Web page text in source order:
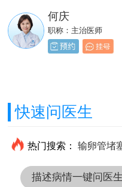
何庆
职称：主治医师
贺必新
职称：主治医师
快速问医生
热门搜索： 输卵管堵
描述病情一键问医生